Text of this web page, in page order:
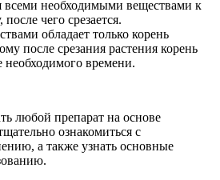
всеми необходимыми веществами к
чего срезается.
обладает только корень
после срезания растения корень
необходимого времени.
любой препарат на основе
ознакомиться с
а также узнать основные